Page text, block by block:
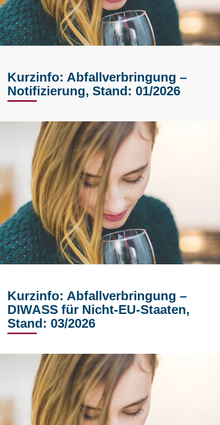
Kurzinfo: Abfallverbringung –
Notifizierung, Stand: 01/2026
Kurzinfo: Abfallverbringung –
DIWASS für Nicht-EU-Staaten,
Stand: 03/2026